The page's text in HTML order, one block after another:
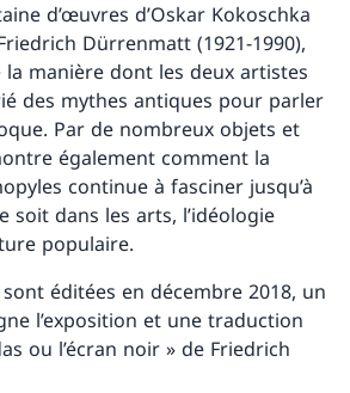
d’œuvres d’Oskar Kokoschka
Dürrenmatt (1921-1990),
la manière dont les deux artistes
des mythes antiques pour parler
Par de nombreux objets et
également comment la
continue à fasciner jusqu’à
soit dans les arts, l’idéologie
populaire.
éditées en décembre 2018, un
l’exposition et une traduction
ou l’écran noir » de Friedrich